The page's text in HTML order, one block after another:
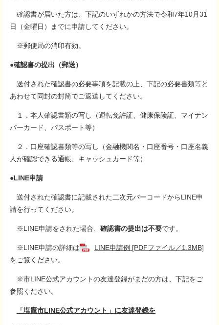
確認書が届いた方は、下記のいずれかの方法で令和7年10月31
日（金曜日）までに申請してください。
※郵便局の消印有効。
●確認書の提出（郵送）
送付された確認書の必要事項を記載の上、下記の必要書類等と
あわせて同封の封筒でご返送してください。
１．本人確認書類の写し（運転免許証、健康保険証、マイナン
バーカード、パスポート等）
２．口座確認書類等の写し（金融機関名・口座番号・口座名義
人が確認できる通帳、キャッシュカード等）
●LINE申請
送付された確認書に記載された二次元バーコードからLINE申
請を行ってください。
※LINE申請をされた場合、 確認書の提出は不要です。
※LINE申請の詳細は
LINE申請例 [PDFファイル／1.3MB]
をご覧ください。
※市LINE公式アカウントの友達登録がまだの方は、下記をご
参照ください。
「塩竈市LINE公式アカウント」に友達登録を